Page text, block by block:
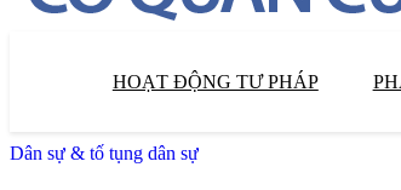
HOẠT ĐỘNG TƯ PHÁP
Dân sự & tố tụng dân sự